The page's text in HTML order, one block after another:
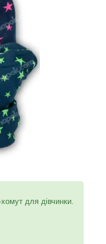
для дівчинки.